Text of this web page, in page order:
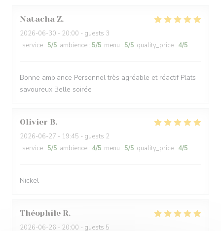
Natacha Z
2026-06-30 - 20:00 - guests 3
service : 5/5 ambience : 5/5 menu : 5/5 quality_price : 4/5
Bonne ambiance Personnel très agréable et réactif Plats
savoureux Belle soirée
Olivier B
2026-06-27 - 19:45 - guests 2
service : 5/5 ambience : 4/5 menu : 5/5 quality_price : 4/5
Nickel
Théophile R
2026-06-26 - 20:00 - guests 5